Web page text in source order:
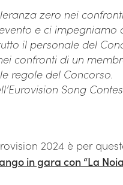
zero nei
e ci impegniamo
il personale del
confronti di un
regole del Concorso.
Song
2024 è per
in gara con “La